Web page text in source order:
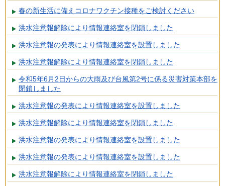
春の新生活に備えコロナワクチン接種をご検討ください
洪水注意報解除により情報連絡室を閉鎖しました
洪水注意報の発表により情報連絡室を設置しました
洪水注意報解除により情報連絡室を閉鎖しました
令和5年6月2日からの大雨及び台風第2号に係る災害対策本部を
閉鎖しました
洪水注意報の発表により情報連絡室を設置しました
洪水注意報解除により情報連絡室を閉鎖しました
洪水注意報の発表により情報連絡室を設置しました
洪水注意報の発表により情報連絡室を設置しました
洪水注意報解除により情報連絡室を閉鎖しました